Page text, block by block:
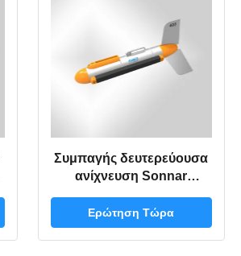
Συμπαγής δευτερεύουσα
ανίχνευση Sonnar
CW/LFM
Ερώτηση Τώρα